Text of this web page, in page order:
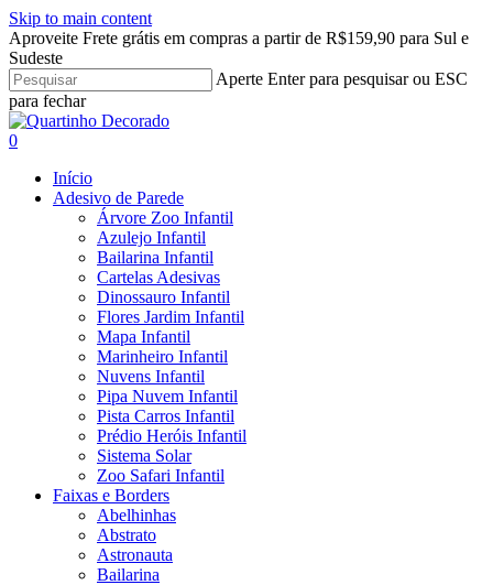
Skip to main content
Aproveite Frete grátis em compras a partir de R$159,90 para Sul e
Sudeste
Aperte Enter para pesquisar ou ESC
para fechar
Close
Search
search
account
0
Início
Adesivo de Parede
Árvore Zoo Infantil
Azulejo Infantil
Bailarina Infantil
Cartelas Adesivas
Dinossauro Infantil
Flores Jardim Infantil
Mapa Infantil
Marinheiro Infantil
Nuvens Infantil
Pipa Nuvem Infantil
Pista Carros Infantil
Prédio Heróis Infantil
Sistema Solar
Zoo Safari Infantil
Faixas e Borders
Abelhinhas
Abstrato
Astronauta
Bailarina